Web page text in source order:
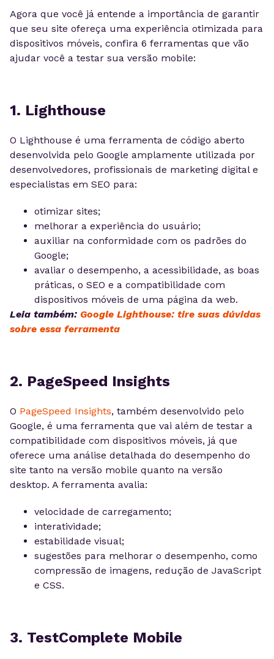
Agora que você já entende a importância de garantir
que seu site ofereça uma experiência otimizada para
dispositivos móveis, confira 6 ferramentas que vão
ajudar você a testar sua versão mobile:
1. Lighthouse
O Lighthouse é uma ferramenta de código aberto
desenvolvida pelo Google amplamente utilizada por
desenvolvedores, profissionais de marketing digital e
especialistas em SEO para:
otimizar sites;
melhorar a experiência do usuário;
auxiliar na conformidade com os padrões do
Google;
avaliar o desempenho, a acessibilidade, as boas
práticas, o SEO e a compatibilidade com
dispositivos móveis de uma página da web.
Leia também: Google Lighthouse: tire suas dúvidas
sobre essa ferramenta
2. PageSpeed Insights
O PageSpeed Insights, também desenvolvido pelo
Google, é uma ferramenta que vai além de testar a
compatibilidade com dispositivos móveis, já que
oferece uma análise detalhada do desempenho do
site tanto na versão mobile quanto na versão
desktop. A ferramenta avalia:
velocidade de carregamento;
interatividade;
estabilidade visual;
sugestões para melhorar o desempenho, como
compressão de imagens, redução de JavaScript
e CSS.
3. TestComplete Mobile